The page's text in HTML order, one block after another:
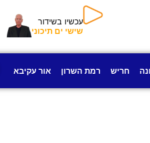
עכשיו בשידור
שישי ים תיכוני
חריש רמת השרון אור עקיבא